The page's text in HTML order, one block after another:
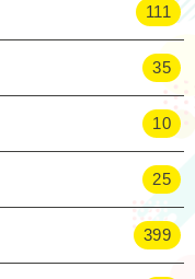
111
35
10
25
399